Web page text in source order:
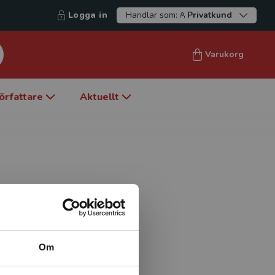
Om
Logga in Handlar som: Privatkund
Varukorg
Aktuellt
med inriktning
mångfald och